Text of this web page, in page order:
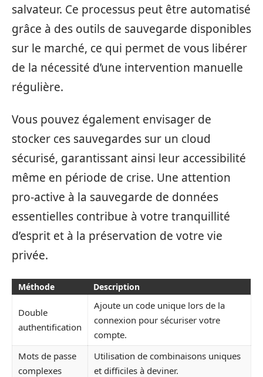
salvateur. Ce processus peut être automatisé
grâce à des outils de sauvegarde disponibles
sur le marché, ce qui permet de vous libérer
de la nécessité d’une intervention manuelle
régulière.
Vous pouvez également envisager de
stocker ces sauvegardes sur un cloud
sécurisé, garantissant ainsi leur accessibilité
même en période de crise. Une attention
pro-active à la sauvegarde de données
essentielles contribue à votre tranquillité
d’esprit et à la préservation de votre vie
privée.
Méthode Description
Double
authentification
Ajoute un code unique lors de la
connexion pour sécuriser votre
compte.
Mots de passe
complexes
Utilisation de combinaisons uniques
et difficiles à deviner.